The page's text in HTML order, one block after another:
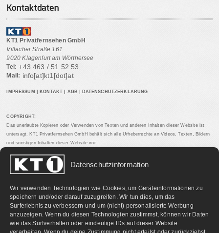
Datenschutzinformation
Wir verwenden Technologien wie Cookies, um Geräteinformationen zu
speichern und/oder darauf zuzugreifen. Wir tun dies, um das
Surferlebnis zu verbessern und um (nicht) personalisierte Werbung
anzuzeigen. Wenn du diesen Technologien zustimmst, können wir Daten
wie das Surfverhalten oder eindeutige IDs auf dieser Website
Kontaktdaten
KT1 Privatfernsehen GmbH
Villacher Straße 161
9020 Klagenfurt am Wörthersee
Tel: +43 463 / 51 52 53
Mail: info[at]kt1[dot]at
IMPRESSUM KONTAKT AGB DATENSCHUTZERKLÄRUNG
COPYRIGHT:
Das unerlaubte Kopieren oder Verwenden von Texten und anderen Inhalten dieser Website ist
untersagt. KT1 Privatfernsehen GmbH behält sich alle Urheberrechte an Videos, Texten, Bildern
und sonstigen Inhalten dieser Website vor.
PARTNERLINKS: